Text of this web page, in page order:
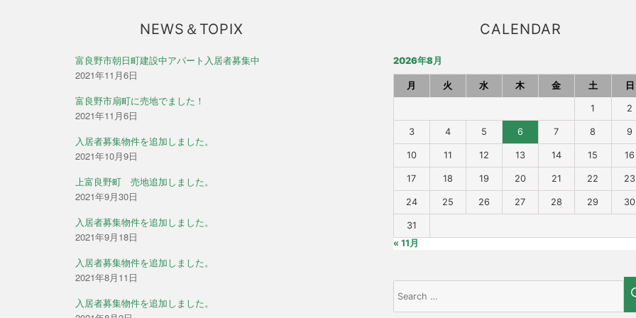
NEWS＆TOPIX
富良野市朝日町建設中アパート入居者募集中
2021年11月6日
富良野市扇町に売地でました！
2021年11月6日
入居者募集物件を追加しました。
2021年10月9日
上富良野町 売地追加しました。
2021年9月30日
入居者募集物件を追加しました。
2021年9月18日
入居者募集物件を追加しました。
2021年8月11日
入居者募集物件を追加しました。
CALENDAR
2026年8月
月 火 水 木 金 土 日
1 2
3 4 5 6 7 8 9
10 11 12 13 14 15 16
17 18 19 20 21 22 23
24 25 26 27 28 29 30
31
« 11月
Search
for: